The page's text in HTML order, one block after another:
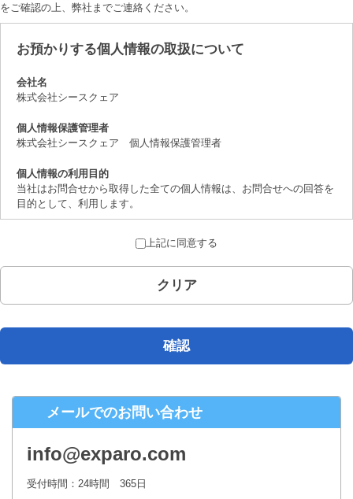
をご確認の上、弊社までご連絡ください。
お預かりする個人情報の取扱について
会社名
株式会社シースクェア
個人情報保護管理者
株式会社シースクェア 個人情報保護管理者
個人情報の利用目的
当社はお問合せから取得した全ての個人情報は、お問合せへの回答を
目的として、利用します。
取得した個人情報は、法律上許されている場合を除き、ご本人の了解
を得ることなく第三者に提供することはありません。
個人情報の取扱いの委託について
開示対象個人情報の開示等および問合せ窓口について
ご本人からの求めにより、当社が保有する開示対象個人情報の、利用
す。
株式会社シースクェア 個人情報お問合せ窓口
〒160-0023 東京都新宿区西新宿６丁目１２−１ パークウェストビ
ル１３階
Eメール：info@c-square.co.jp
上記に同意する
クリア
確認
メールでのお問い合わせ
info@exparo.com
受付時間：24時間 365日